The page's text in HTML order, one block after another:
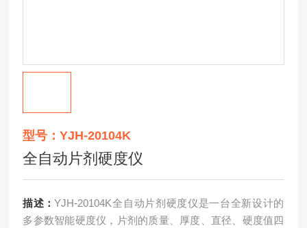
型号：YJH-20104K
全自动片剂硬度仪
描述：YJH-20104K全自动片剂硬度仪是一台全新设计的
多参数智能硬度仪，片剂的质量、厚度、直径、硬度值四